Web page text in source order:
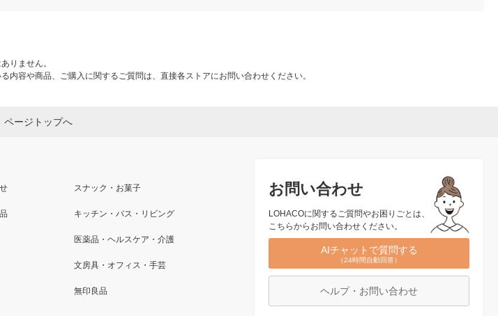
りません。
容や商品、ご購入に関するご質問は、直接各ストアにお問い合わせください。
ページトップへ
お問い合わせ
LOHACOに関するご質問やお困りごとは、
こちらからお問い合わせください。
AIチャットで質問する
（24時間自動回答）
ヘルプ・お問い合わせ
スナック・お菓子
キッチン・バス・リビング
医薬品・ヘルスケア・介護
文房具・オフィス・手芸
無印良品